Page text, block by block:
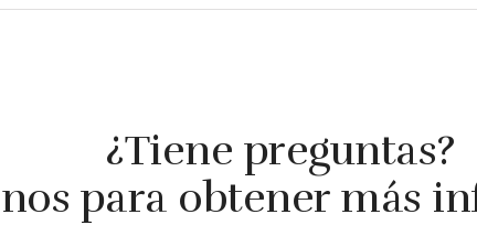
¿Tiene preguntas?
para obtener más